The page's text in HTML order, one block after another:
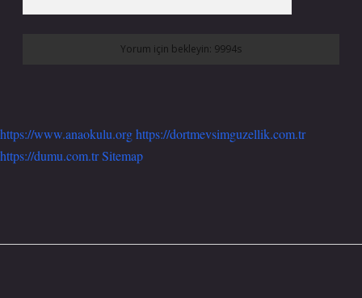
https://www.anaokulu.orghttps://dortmevsimguzellik.com.tr
https://dumu.com.trSitemap